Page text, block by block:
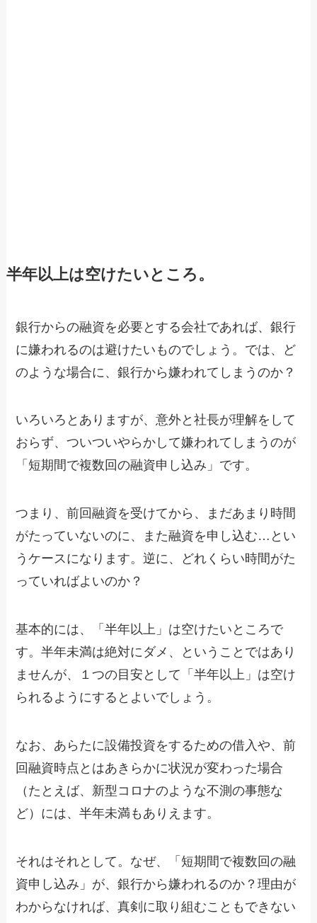
半年以上は空けたいところ。
銀行からの融資を必要とする会社であれば、銀行
に嫌われるのは避けたいものでしょう。では、ど
のような場合に、銀行から嫌われてしまうのか？
いろいろとありますが、意外と社長が理解をして
おらず、ついついやらかして嫌われてしまうのが
「短期間で複数回の融資申し込み」です。
つまり、前回融資を受けてから、まだあまり時間
がたっていないのに、また融資を申し込む…とい
うケースになります。逆に、どれくらい時間がた
っていればよいのか？
基本的には、「半年以上」は空けたいところで
す。半年未満は絶対にダメ、ということではあり
ませんが、１つの目安として「半年以上」は空け
られるようにするとよいでしょう。
なお、あらたに設備投資をするための借入や、前
回融資時点とはあきらかに状況が変わった場合
（たとえば、新型コロナのような不測の事態な
ど）には、半年未満もありえます。
それはそれとして。なぜ、「短期間で複数回の融
資申し込み」が、銀行から嫌われるのか？理由が
わからなければ、真剣に取り組むこともできない